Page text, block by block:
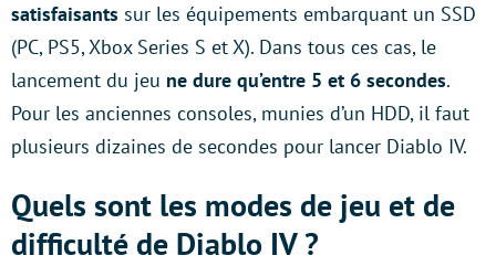
satisfaisants sur les équipements embarquant un SSD
(PC, PS5, Xbox Series S et X). Dans tous ces cas, le
lancement du jeu ne dure qu’entre 5 et 6 secondes.
Pour les anciennes consoles, munies d’un HDD, il faut
plusieurs dizaines de secondes pour lancer Diablo IV.
Quels sont les modes de jeu et de
difficulté de Diablo IV ?